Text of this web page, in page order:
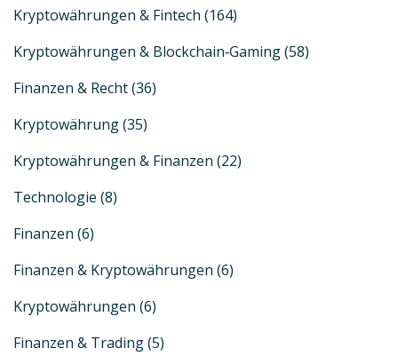
Kryptowährungen & Fintech (164)
Kryptowährungen & Blockchain‑Gaming(58)
Finanzen & Recht(36)
Kryptowährung(35)
Kryptowährungen & Finanzen (22)
Technologie (8)
Finanzen (6)
Finanzen & Kryptowährungen (6)
Kryptowährungen (6)
Finanzen & Trading(5)